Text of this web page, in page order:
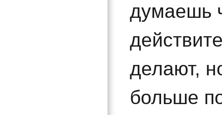
думаешь
делают,
больше